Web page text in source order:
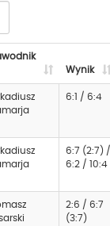
Wynik
6:1 / 6:4
6:7 (2:7) /
6:2 / 10:4
2:6 / 6:7
(3:7)